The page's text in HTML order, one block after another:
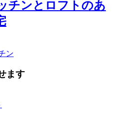
チンとロフトのあ
ン
ます